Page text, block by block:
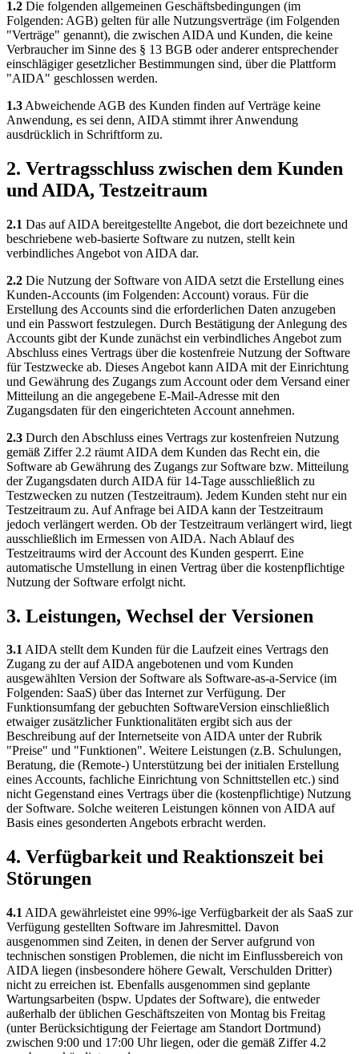
1.2 Die folgenden allgemeinen Geschäftsbedingungen (im
Folgenden: AGB) gelten für alle Nutzungsverträge (im Folgenden
"Verträge" genannt), die zwischen AIDA und Kunden, die keine
Verbraucher im Sinne des § 13 BGB oder anderer entsprechender
einschlägiger gesetzlicher Bestimmungen sind, über die Plattform
"AIDA" geschlossen werden.
1.3 Abweichende AGB des Kunden finden auf Verträge keine
Anwendung, es sei denn, AIDA stimmt ihrer Anwendung
ausdrücklich in Schriftform zu.
2. Vertragsschluss zwischen dem Kunden
und AIDA, Testzeitraum
2.1 Das auf AIDA bereitgestellte Angebot, die dort bezeichnete und
beschriebene web-basierte Software zu nutzen, stellt kein
verbindliches Angebot von AIDA dar.
2.2 Die Nutzung der Software von AIDA setzt die Erstellung eines
Kunden-Accounts (im Folgenden: Account) voraus. Für die
Erstellung des Accounts sind die erforderlichen Daten anzugeben
und ein Passwort festzulegen. Durch Bestätigung der Anlegung des
Accounts gibt der Kunde zunächst ein verbindliches Angebot zum
Abschluss eines Vertrags über die kostenfreie Nutzung der Software
für Testzwecke ab. Dieses Angebot kann AIDA mit der Einrichtung
und Gewährung des Zugangs zum Account oder dem Versand einer
Mitteilung an die angegebene E-Mail-Adresse mit den
Zugangsdaten für den eingerichteten Account annehmen.
2.3 Durch den Abschluss eines Vertrags zur kostenfreien Nutzung
gemäß Ziffer 2.2 räumt AIDA dem Kunden das Recht ein, die
Software ab Gewährung des Zugangs zur Software bzw. Mitteilung
der Zugangsdaten durch AIDA für 14-Tage ausschließlich zu
Testzwecken zu nutzen (Testzeitraum). Jedem Kunden steht nur ein
Testzeitraum zu. Auf Anfrage bei AIDA kann der Testzeitraum
jedoch verlängert werden. Ob der Testzeitraum verlängert wird, liegt
ausschließlich im Ermessen von AIDA. Nach Ablauf des
Testzeitraums wird der Account des Kunden gesperrt. Eine
automatische Umstellung in einen Vertrag über die kostenpflichtige
Nutzung der Software erfolgt nicht.
3. Leistungen, Wechsel der Versionen
3.1AIDA stellt dem Kunden für die Laufzeit eines Vertrags den
Zugang zu der auf AIDA angebotenen und vom Kunden
ausgewählten Version der Software als Software-as-a-Service (im
Folgenden: SaaS) über das Internet zur Verfügung. Der
Funktionsumfang der gebuchten SoftwareVersion einschließlich
etwaiger zusätzlicher Funktionalitäten ergibt sich aus der
Beschreibung auf der Internetseite von AIDA unter der Rubrik
"Preise" und "Funktionen". Weitere Leistungen (z.B. Schulungen,
Beratung, die (Remote-) Unterstützung bei der initialen Erstellung
eines Accounts, fachliche Einrichtung von Schnittstellen etc.) sind
nicht Gegenstand eines Vertrags über die (kostenpflichtige) Nutzung
der Software. Solche weiteren Leistungen können von AIDA auf
Basis eines gesonderten Angebots erbracht werden.
4. Verfügbarkeit und Reaktionszeit bei
Störungen
4.1 AIDA gewährleistet eine 99%-ige Verfügbarkeit der als SaaS zur
Verfügung gestellten Software im Jahresmittel. Davon
ausgenommen sind Zeiten, in denen der Server aufgrund von
technischen sonstigen Problemen, die nicht im Einflussbereich von
AIDA liegen (insbesondere höhere Gewalt, Verschulden Dritter)
nicht zu erreichen ist. Ebenfalls ausgenommen sind geplante
Wartungsarbeiten (bspw. Updates der Software), die entweder
außerhalb der üblichen Geschäftszeiten von Montag bis Freitag
(unter Berücksichtigung der Feiertage am Standort Dortmund)
zwischen 9:00 und 17:00 Uhr liegen, oder die gemäß Ziffer 4.2